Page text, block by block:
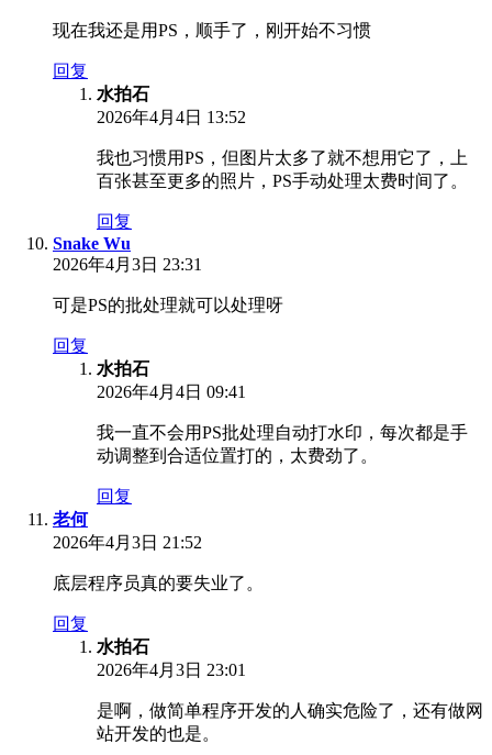
现在我还是用PS，顺手了，刚开始不习惯
回复
水拍石
2026年4月4日 13:52
我也习惯用PS，但图片太多了就不想用它了，上
百张甚至更多的照片，PS手动处理太费时间了。
回复
Snake Wu
2026年4月3日 23:31
可是PS的批处理就可以处理呀
回复
水拍石
2026年4月4日 09:41
我一直不会用PS批处理自动打水印，每次都是手
动调整到合适位置打的，太费劲了。
回复
老何
2026年4月3日 21:52
底层程序员真的要失业了。
回复
水拍石
2026年4月3日 23:01
是啊，做简单程序开发的人确实危险了，还有做网
站开发的也是。